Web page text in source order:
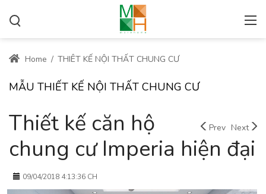
Home / THIÊT KẾ NỘI THẤT CHUNG CƯ
MẪU THIẾT KẾ NỘI THẤT CHUNG CƯ
Prev Next
Thiết kế căn hộ
chung cư Imperia hiện đại
09/04/2018 4:13:36 CH